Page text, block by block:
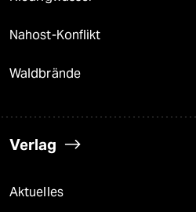
Nahost-Konflikt
Waldbrände
Verlag
Aktuelles